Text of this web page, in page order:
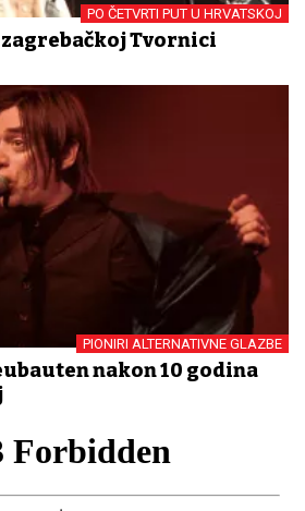
PO ČETVRTI PUT U HRVATSKOJ
Tvornici
PIONIRI ALTERNATIVNE GLAZBE
nakon 10 godina